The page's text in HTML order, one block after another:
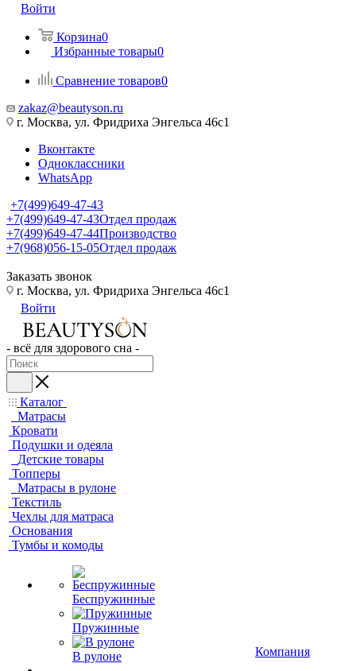
Войти
Корзина0
Избранные товары0
Сравнение товаров0
zakaz@beautyson.ru
г. Москва, ул. Фридриха Энгельса 46с1
Вконтакте
Одноклассники
WhatsApp
+7(499)649-47-43
+7(499)649-47-43Отдел продаж
+7(499)649-47-44Производство
+7(968)056-15-05Отдел продаж
Заказать звонок
г. Москва, ул. Фридриха Энгельса 46с1
Войти
- всё для здорового сна -
Каталог
Матрасы
Кровати
Подушки и одеяла
Детские товары
Топперы
Матрасы в рулоне
Текстиль
Чехлы для матраса
Основания
Тумбы и комоды
Беспружинные
Пружинные
В рулоне
Компания